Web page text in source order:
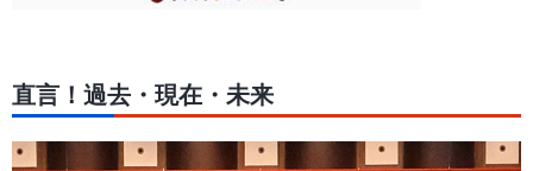
直言！過去・現在・未来